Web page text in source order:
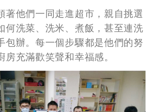
著他們一同走進超市，親自挑選
何洗菜、洗米、煮飯，甚至連洗
包辦。每一個步驟都是他們的努
充滿歡笑聲和幸福感。